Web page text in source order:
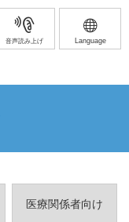
音声読み上げ Language
医療関係者向け